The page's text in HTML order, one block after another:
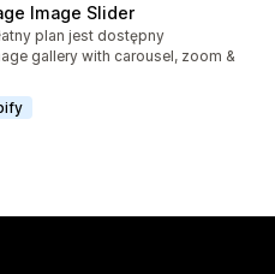
Image Slider
166
plan jest dostępny
gallery with carousel, zoom &